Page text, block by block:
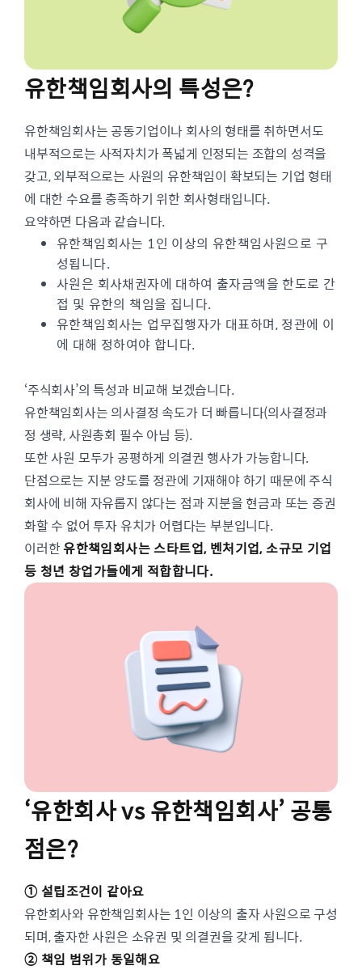
유한책임회사의 특성은?
유한책임회사는 공동기업이나 회사의 형태를 취하면서도
내부적으로는 사적자치가 폭넓게 인정되는 조합의 성격을
갖고, 외부적으로는 사원의 유한책임이 확보되는 기업 형태
에 대한 수요를 충족하기 위한 회사형태입니다.
요약하면 다음과 같습니다.
유한책임회사는 1인 이상의 유한책임사원으로 구
성됩니다.
사원은 회사채권자에 대하여 출자금액을 한도로 간
접 및 유한의 책임을 집니다.
유한책임회사는 업무집행자가 대표하며, 정관에 이
에 대해 정하여야 합니다.
‘주식회사’의 특성과 비교해 보겠습니다.
유한책임회사는 의사결정 속도가 더 빠릅니다(의사결정과
정 생략, 사원총회 필수 아님 등).
또한 사원 모두가 공평하게 의결권 행사가 가능합니다.
단점으로는 지분 양도를 정관에 기재해야 하기 때문에 주식
회사에 비해 자유롭지 않다는 점과 지분을 현금과 또는 증권
화할 수 없어 투자 유치가 어렵다는 부분입니다.
이러한유한책임회사는 스타트업, 벤처기업, 소규모 기업
등 청년 창업가들에게 적합합니다.
‘유한회사 vs 유한책임회사’ 공통
점은?
① 설립조건이 같아요
유한회사와 유한책임회사는 1인 이상의 출자 사원으로 구성
되며, 출자한 사원은 소유권 및 의결권을 갖게 됩니다.
② 책임 범위가 동일해요